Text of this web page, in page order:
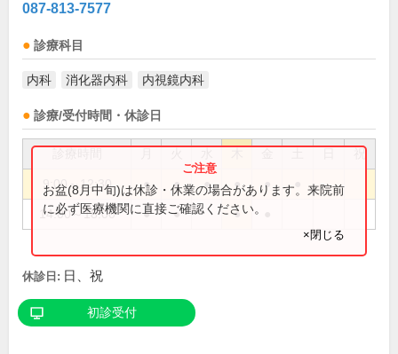
087-813-7577
診療科目
内科 消化器内科 内視鏡内科
診療/受付時間・休診日
祝
9:00～12:30 ● ● ● ● ●
14:00～18:00 ● ● ●
お盆(8月中旬)は休診・休業の場合があります。来院前
に必ず医療機関に直接ご確認ください。
×閉じる
休診日: 日、祝
初診受付